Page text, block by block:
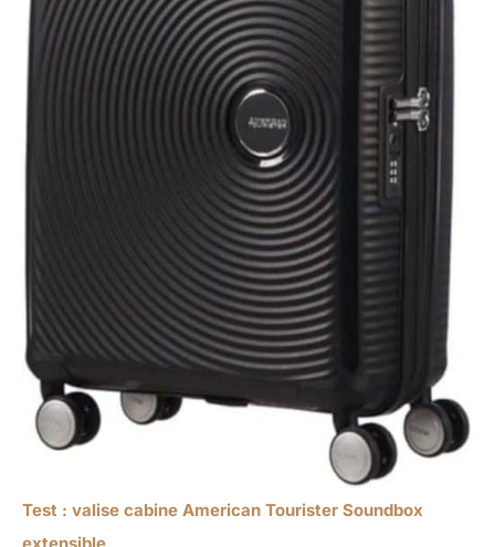
Test : valise cabine American Tourister Soundbox